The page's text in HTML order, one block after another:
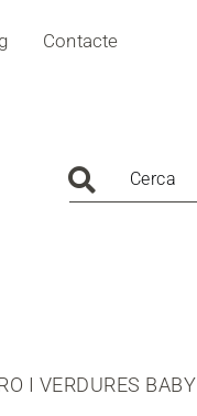
Contacte
Cerca
I VERDURES BABY